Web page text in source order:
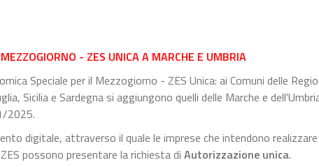
- ZES UNICA A MARCHE E UMBRIA
Speciale per il Mezzogiorno - ZES Unica: ai Comuni delle
Sicilia e Sardegna si aggiungono quelli delle Marche e
2025.
digitale, attraverso il quale le imprese che intendono
possono presentare la richiesta di Autorizzazione unica.